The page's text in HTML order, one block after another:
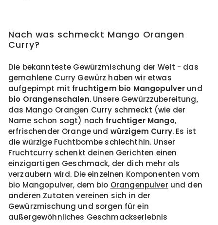
Nach was schmeckt Mango Orangen
Curry?
Die bekannteste Gewürzmischung der Welt - das
gemahlene Curry Gewürz haben wir etwas
aufgepimpt mit fruchtigem bio Mangopulver und
bio Orangenschalen. Unsere Gewürzzubereitung,
das Mango Orangen Curry schmeckt (wie der
Name schon sagt) nach fruchtiger Mango,
erfrischender Orange und würzigem Curry. Es ist
die würzige Fuchtbombe schlechthin. Unser
Fruchtcurry schenkt deinen Gerichten einen
einzigartigen Geschmack, der dich mehr als
verzaubern wird. Die einzelnen Komponenten vom
bio Mangopulver, dem bio Orangenpulver und den
anderen Zutaten vereinen sich in der
Gewürzmischung und sorgen für ein
außergewöhnliches Geschmackserlebnis